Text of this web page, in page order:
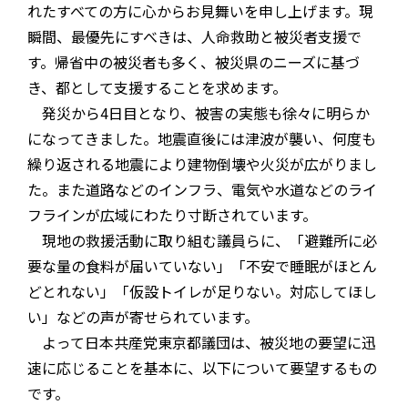
れたすべての方に心からお見舞いを申し上げます。現
瞬間、最優先にすべきは、人命救助と被災者支援で
す。帰省中の被災者も多く、被災県のニーズに基づ
き、都として支援することを求めます。
発災から4日目となり、被害の実態も徐々に明らか
になってきました。地震直後には津波が襲い、何度も
繰り返される地震により建物倒壊や火災が広がりまし
た。また道路などのインフラ、電気や水道などのライ
フラインが広域にわたり寸断されています。
現地の救援活動に取り組む議員らに、「避難所に必
要な量の食料が届いていない」「不安で睡眠がほとん
どとれない」「仮設トイレが足りない。対応してほし
い」などの声が寄せられています。
よって日本共産党東京都議団は、被災地の要望に迅
速に応じることを基本に、以下について要望するもの
です。